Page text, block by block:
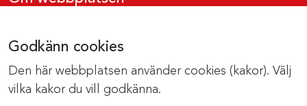
Godkänn cookies
Den här webbplatsen använder cookies (kakor). Välj
vilka kakor du vill godkänna.
Om cookies
Kontakta webbredaktionen